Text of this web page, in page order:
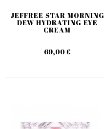
JEFFREE STAR MORNING
DEW HYDRATING EYE
CREAM
69,00 €